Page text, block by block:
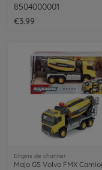
8504000001
€3.99
Engins de chantier